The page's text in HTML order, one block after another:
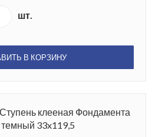
шт.
В КОРЗИНУ